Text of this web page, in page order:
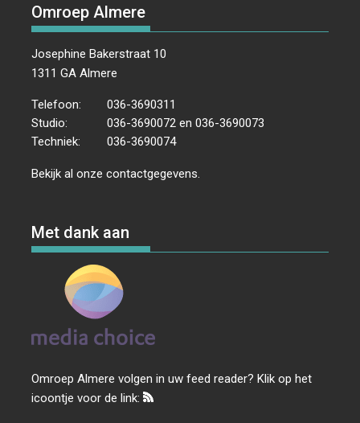
Omroep Almere
Josephine Bakerstraat 10
1311 GA Almere
Telefoon:
036-3690311
Studio:
036-3690072 en 036-3690073
Techniek:
036-3690074
Bekijk al onzecontactgegevens
Met dank aan
Omroep Almere volgen in uw feed reader? Klik op het
icoontje voor de link: